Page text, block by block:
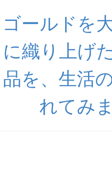
ゴールドを
に織り上げ
品を、生活
れてみ